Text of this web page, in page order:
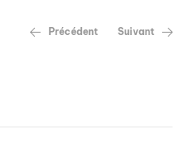
Précédent Suivant